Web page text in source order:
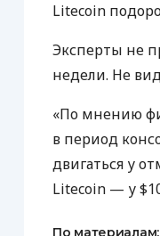
Litecoin
Эксперты не
недели. Не
«По мнению
в период
двигаться у
Litecoin — у
По материалам: